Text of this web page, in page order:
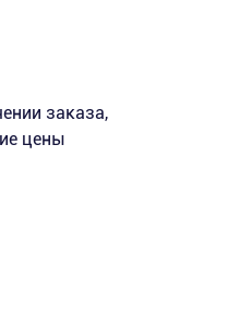
заказа,
цены